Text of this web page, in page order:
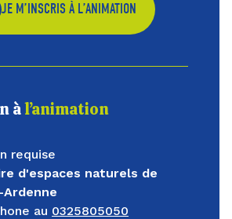
JE M’INSCRIS À L’ANIMATION
àl’animation
requise
d'espaces naturels de
Ardenne
au 0325805050